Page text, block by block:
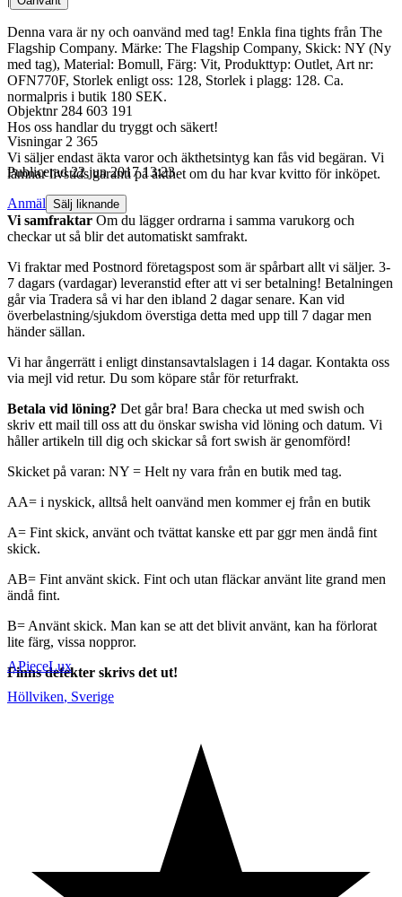
Denna vara är ny och oanvänd med tag! Enkla fina tights från The
Flagship Company. Märke: The Flagship Company, Skick: NY (Ny
med tag), Material: Bomull, Färg: Vit, Produkttyp: Outlet, Art nr:
OFN770F, Storlek enligt oss: 128, Storlek i plagg: 128. Ca.
normalpris i butik 180 SEK.
Hos oss handlar du tryggt och säkert!
Vi säljer endast äkta varor och äkthetsintyg kan fås vid begäran. Vi
lämnar livstids garanti på äkthet om du har kvar kvitto för inköpet.
Vi samfraktar Om du lägger ordrarna i samma varukorg och
checkar ut så blir det automatiskt samfrakt.
Vi fraktar med Postnord företagspost som är spårbart allt vi säljer. 3-
7 dagars (vardagar) leveranstid efter att vi ser betalning! Betalningen
går via Tradera så vi har den ibland 2 dagar senare. Kan vid
överbelastning/sjukdom överstiga detta med upp till 7 dagar men
händer sällan.
Vi har ångerrätt i enligt dinstansavtalslagen i 14 dagar. Kontakta oss
via mejl vid retur. Du som köpare står för returfrakt.
Betala vid löning? Det går bra! Bara checka ut med swish och
skriv ett mail till oss att du önskar swisha vid löning och datum. Vi
håller artikeln till dig och skickar så fort swish är genomförd!
Skicket på varan: NY = Helt ny vara från en butik med tag.
AA= i nyskick, alltså helt oanvänd men kommer ej från en butik
A= Fint skick, använt och tvättat kanske ett par ggr men ändå fint
skick.
AB= Fint använt skick. Fint och utan fläckar använt lite grand men
ändå fint.
B= Använt skick. Man kan se att det blivit använt, kan ha förlorat
lite färg, vissa noppror.
Finns defekter skrivs det ut!
Objektnr 284 603 191
Visningar 2 365
Publicerad 22 jun 2017 13:23
Anmäl Sälj liknande
APieceLux
Höllviken, Sverige